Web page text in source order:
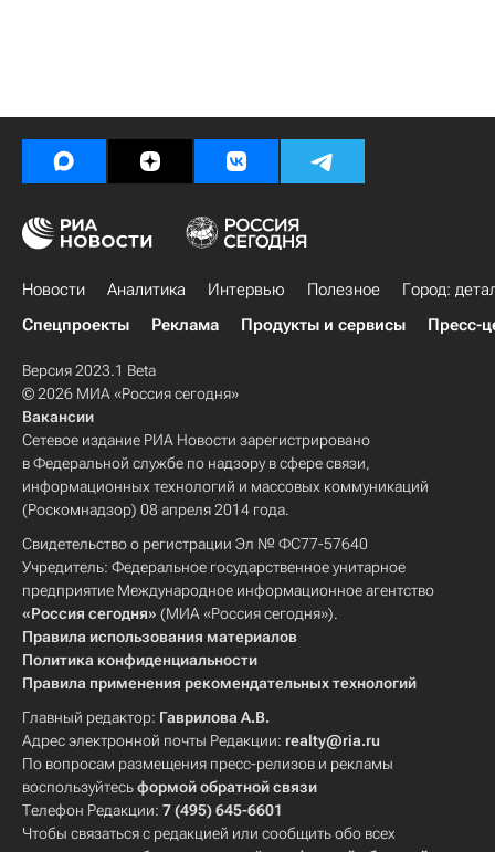
Новости Аналитика Интервью Полезное
Город:
Спецпроекты
Реклама Продукты и сервисы Пресс-
Версия 2023.1 Beta
© 2026 МИА «Россия сегодня»
Вакансии
Сетевое издание РИА Новости зарегистрировано
в Федеральной службе по надзору в сфере связи,
информационных технологий и массовых коммуникаций
(Роскомнадзор) 08 апреля 2014 года.
Свидетельство о регистрации Эл № ФС77-57640
Учредитель: Федеральное государственное унитарное
предприятие Международное информационное агентство
«Россия сегодня» (МИА «Россия сегодня»).
Правила использования материалов
Политика конфиденциальности
Правила применения рекомендательных технологий
Главный редактор: Гаврилова А.В.
Адрес электронной почты Редакции: realty@ria.ru
По вопросам размещения пресс-релизов и рекламы
воспользуйтесьформой обратной связи
Телефон Редакции: 7 (495) 645-6601
Чтобы связаться с редакцией или сообщить обо всех